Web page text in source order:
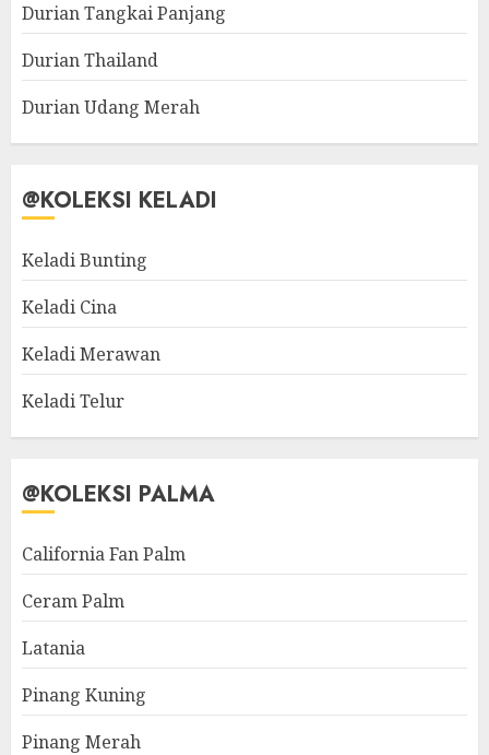
Durian Tangkai Panjang
Durian Thailand
Durian Udang Merah
@KOLEKSI KELADI
Keladi Bunting
Keladi Cina
Keladi Merawan
Keladi Telur
@KOLEKSI PALMA
California Fan Palm
Ceram Palm
Latania
Pinang Kuning
Pinang Merah